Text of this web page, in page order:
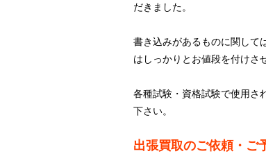
だきました。
書き込みがあるものに関して
はしっかりとお値段を付けさ
各種試験・資格試験で使用さ
下さい。
出張買取のご依頼・ご